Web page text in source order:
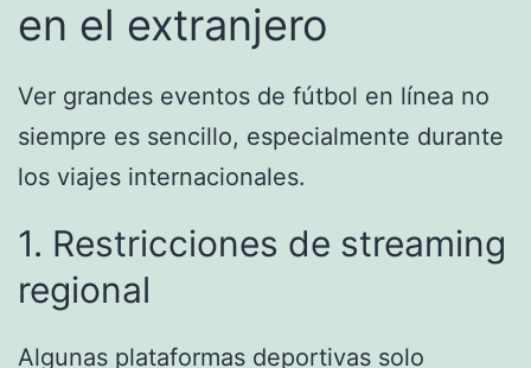
en el extranjero
Ver grandes eventos de fútbol en línea no
siempre es sencillo, especialmente durante
los viajes internacionales.
1. Restricciones de streaming
regional
Algunas plataformas deportivas solo